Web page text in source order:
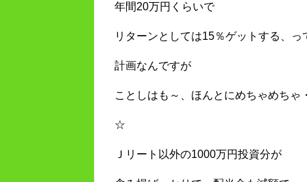
年間20万円くらいで
リターンとしては15％ゲットする、っ
計画なんですが
ことしはも～、ほんとにめちゃめちゃ
☆
Ｊリート以外の1000万円投資分が